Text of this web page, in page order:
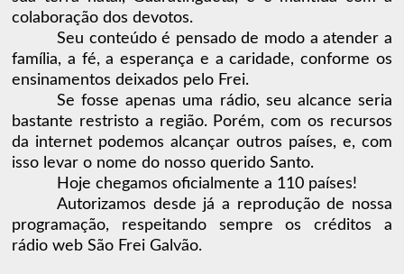
colaboração dos devotos.
Seu conteúdo é pensado de modo a atender a
família, a fé, a esperança e a caridade, conforme os
ensinamentos deixados pelo Frei.
Se fosse apenas uma rádio, seu alcance seria
bastante restristo a região. Porém, com os recursos
da internet podemos alcançar outros países, e, com
isso levar o nome do nosso querido Santo.
Hoje chegamos oficialmente a 110 países!
Autorizamos desde já a reprodução de nossa
programação, respeitando sempre os créditos a
rádio web São Frei Galvão.